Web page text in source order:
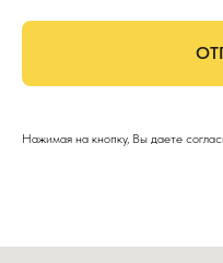
Нажимая на кнопку, Вы даете